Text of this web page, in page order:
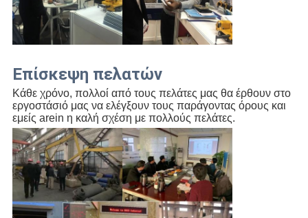
Επίσκεψη πελατών
Κάθε χρόνο, πολλοί από τους πελάτες μας θα έρθουν στο
εργοστάσιό μας να ελέγξουν τους παράγοντας όρους και
εμείς arein η καλή σχέση με πολλούς πελάτες.